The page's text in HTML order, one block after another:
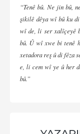
“Tenê bû. Ne jin bû,
şikilê dêya wî bû ku
wî de, li ser xalîçeyê
bû. Û wî xwe bi tenê
xetadora reş û di fêza
e, li cem wî ye û her
bû.”